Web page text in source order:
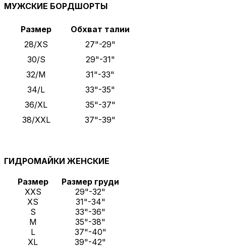
МУЖСКИЕ БОРДШОРТЫ
Размер
Обхват талии
28/XS
27"-29"
30/S
29"-31"
32/M
31"-33"
34/L
33"-35"
36/XL
35"-37"
38/XXL
37"-39"
ГИДРОМАЙКИ ЖЕНСКИЕ
Размер
Размер груди
XXS
29"-32"
XS
31"-34"
S
33"-36"
M
35"-38"
L
37"-40"
XL
39"-42"